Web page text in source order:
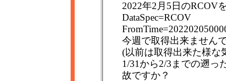
2022年2月5日のRCOV
DataSpec=RCOV
今週で取得出来ません
(以前は取得出来た様な
1/31から2/3までの遡っ
故ですか？